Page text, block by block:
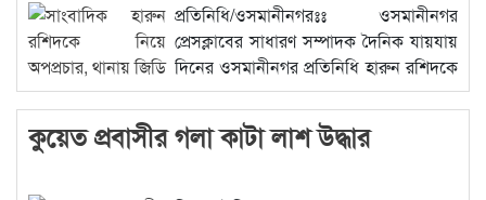
প্রতিনিধি/ওসমানীনগরঃঃ ওসমানীনগর
প্রেসক্লাবের সাধারণ সম্পাদক দৈনিক যায়যায়
দিনের ওসমানীনগর প্রতিনিধি হারুন রশিদকে
বিস্তারিত...
কুয়েত প্রবাসীর গলা কাটা লাশ উদ্ধার